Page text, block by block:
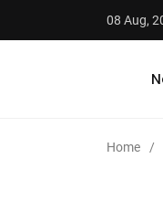
08 Aug,
Home